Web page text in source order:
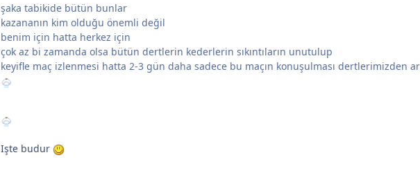
şaka tabikide bütün bunlar
kazananın kim olduğu önemli değil
benim için hatta herkez için
çok az bi zamanda olsa bütün dertlerin kederlerin sıkıntıların unutulup
keyifle maç izlenmesi hatta 2-3 gün daha sadece bu maçın konuşulması dertlerimizden
Işte budur